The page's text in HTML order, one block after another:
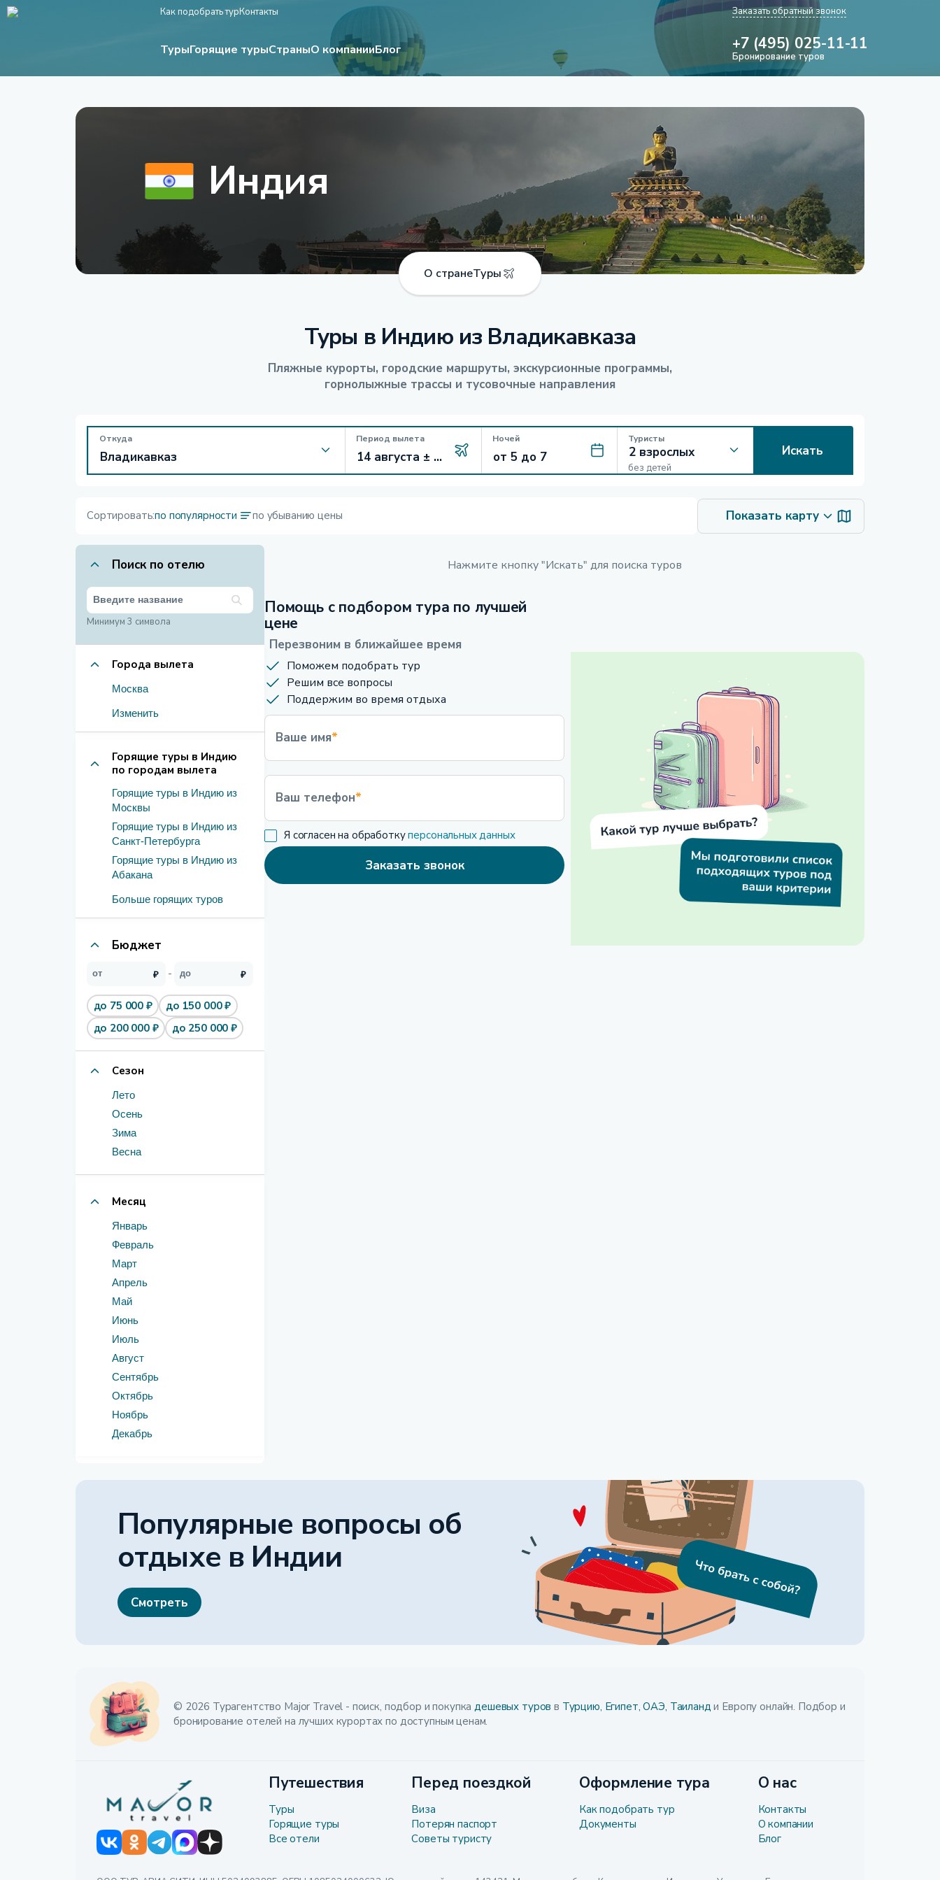
Как подобрать турКонтакты
ТурыГорящие турыСтраныО компанииБлог
Заказать обратный звонок
+7 (495) 025-11-11
Бронирование туров
Индия
О странеТуры
Туры в Индию из Владикавказа
Пляжные курорты, городские маршруты, экскурсионные программы,
горнолыжные трассы и тусовочные направления
Откуда Период вылета Ночей Туристы
без детей
Искать
Сортировать:по популярности по убыванию цены Показать карту
Поиск по отелю
Минимум 3 символа
Города вылета
Москва
Изменить
Горящие туры в Индию
по городам вылета
Горящие туры в Индию из
Москвы
Горящие туры в Индию из
Санкт-Петербурга
Горящие туры в Индию из
Абакана
Больше горящих туров
Бюджет
до 75 000 ₽
до 150 000 ₽
до 200 000 ₽
до 250 000 ₽
Сезон
Лето
Осень
Зима
Весна
Месяц
Январь
Февраль
Март
Апрель
Май
Июнь
Июль
Август
Сентябрь
Октябрь
Ноябрь
Декабрь
Нажмите кнопку "Искать" для поиска туров
Помощь с подбором тура по лучшей
цене
Перезвоним в ближайшее время
Поможем подобрать тур
Решим все вопросы
Поддержим во время отдыха
Ваше имя*
Ваш телефон*
Я согласен на обработкуперсональных данных
Заказать звонок
Популярные вопросы об
отдыхе в Индии
Смотреть
© 2026 Турагентство Major Travel - поиск, подбор и покупкадешевых туров в Турцию, Египет, ОАЭ, Таиланд и Европу онлайн. Подбор и
бронирование отелей на лучших курортах по доступным ценам.
Путешествия
Туры
Горящие туры
Все отели
Перед поездкой
Виза
Потерян паспорт
Советы туристу
Оформление тура
Как подобрать тур
Документы
О нас
Контакты
О компании
Блог